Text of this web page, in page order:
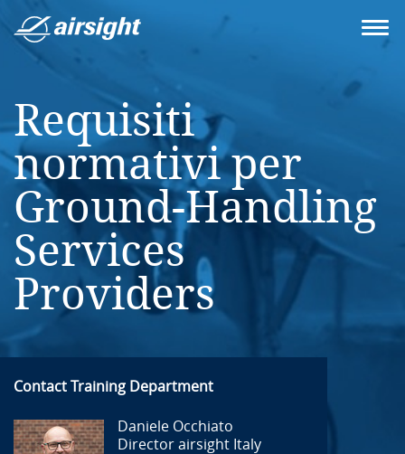
Requisiti
normativi per
Ground-Handling
Services
Providers
Contact Training Department
Daniele Occhiato
Director airsight Italy